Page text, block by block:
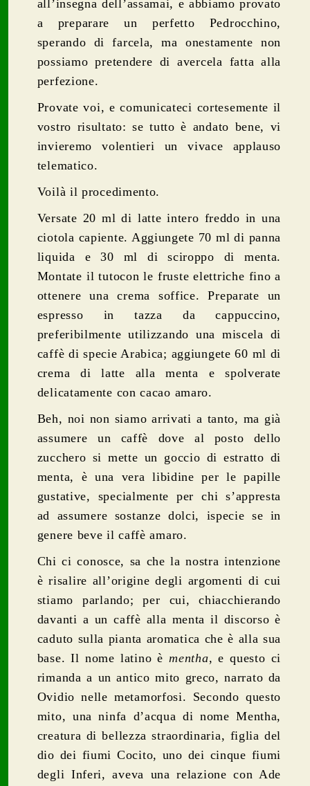
all’insegna dell’assamai, e abbiamo provato
a preparare un perfetto Pedrocchino,
sperando di farcela, ma onestamente non
possiamo pretendere di avercela fatta alla
perfezione.
Provate voi, e comunicateci cortesemente il
vostro risultato: se tutto è andato bene, vi
invieremo volentieri un vivace applauso
telematico.
Voilà il procedimento.
Versate 20 ml di latte intero freddo in una
ciotola capiente. Aggiungete 70 ml di panna
liquida e 30 ml di sciroppo di menta.
Montate il tutocon le fruste elettriche fino a
ottenere una crema soffice. Preparate un
espresso in tazza da cappuccino,
preferibilmente utilizzando una miscela di
caffè di specie Arabica; aggiungete 60 ml di
crema di latte alla menta e spolverate
delicatamente con cacao amaro.
Beh, noi non siamo arrivati a tanto, ma già
assumere un caffè dove al posto dello
zucchero si mette un goccio di estratto di
menta, è una vera libidine per le papille
gustative, specialmente per chi s’appresta
ad assumere sostanze dolci, ispecie se in
genere beve il caffè amaro.
Chi ci conosce, sa che la nostra intenzione
è risalire all’origine degli argomenti di cui
stiamo parlando; per cui, chiacchierando
davanti a un caffè alla menta il discorso è
caduto sulla pianta aromatica che è alla sua
base. Il nome latino è mentha, e questo ci
rimanda a un antico mito greco, narrato da
Ovidio nelle metamorfosi. Secondo questo
mito, una ninfa d’acqua di nome Mentha,
creatura di bellezza straordinaria, figlia del
dio dei fiumi Cocito, uno dei cinque fiumi
degli Inferi, aveva una relazione con Ade